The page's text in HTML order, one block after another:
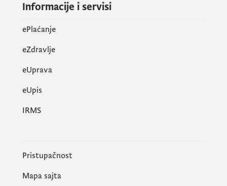
Informacije i servisi
ePlaćanje
eZdravlje
eUprava
еUpis
IRMS
Pristupačnost
Mapa sajta